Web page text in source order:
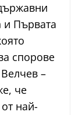
и Първата
спорове
–
че
най-